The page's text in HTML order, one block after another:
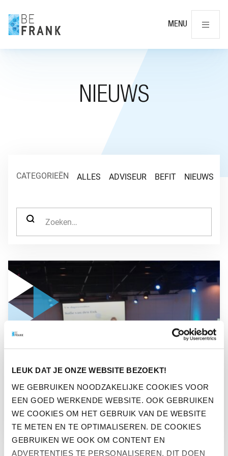
LEUK DAT JE ONZE WEBSITE BEZOEKT!
WE GEBRUIKEN NOODZAKELIJKE COOKIES VOOR
EEN GOED WERKENDE WEBSITE. OOK GEBRUIKEN
WE COOKIES OM HET GEBRUIK VAN DE WEBSITE
TE METEN EN TE OPTIMALISEREN. DE COOKIES
GEBRUIKEN WE OOK OM CONTENT EN
ADVERTENTIES TE PERSONALISEREN. DIT DOEN
MENU
NIEUWS
CATEGORIEËN ALLES ADVISEUR BEFIT NIEUWS
ZOEK NAAR:
GA NAAR “VERSLAG ‘PENSIOEN & INNOVATIE’-EVENT”
VERSLAG ‘PENSIOEN &
INNOVATIE’-EVENT